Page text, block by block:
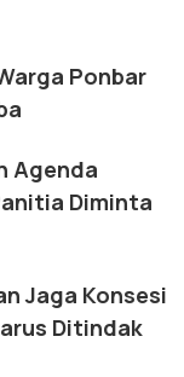
Ponbar
Agenda
Diminta
Jaga Konsesi
Ditindak